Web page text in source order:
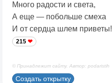
Много радости и света,
А еще — побольше смеха
И от сердца шлем приветы!
215
© Принадлежит сайту. Автор: podaristih
Создать открытку